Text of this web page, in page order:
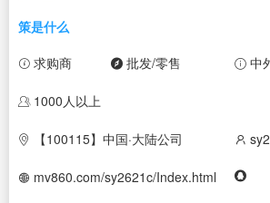
策是什么
求购商 批发/零售 中
1000人以上
【100115】中国·大陆公司
mv860.com/sy2621c/Index.html